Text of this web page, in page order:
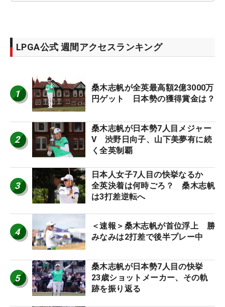
LPGA公式 週間アクセスランキング
1
桑木志帆が全英最高額2億3000万
円ゲット 日本勢の獲得賞金は？
2
桑木志帆が日本勢7人目メジャー
V 渋野日向子、山下美夢有に続
く全英制覇
3
日本人女子7人目の快挙なるか
全英決着は何時ごろ？ 桑木志帆
は3打差逆転へ
4
＜速報＞桑木志帆が首位浮上 勝
みなみは2打差で後半プレー中
5
桑木志帆が日本勢7人目の快挙
23歳ショットメーカー、その軌
跡を振り返る